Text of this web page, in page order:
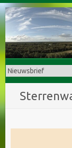
Doorgaan
naar
inhoud